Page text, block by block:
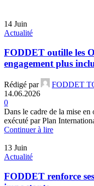
14 Juin
Actualité
FODDET outille les
engagement plus
Rédigé par
FODDET
14.06.2026
0
Dans le cadre de la mise
exécuté par Plan
Continuer à lire
13 Juin
Actualité
FODDET renforce